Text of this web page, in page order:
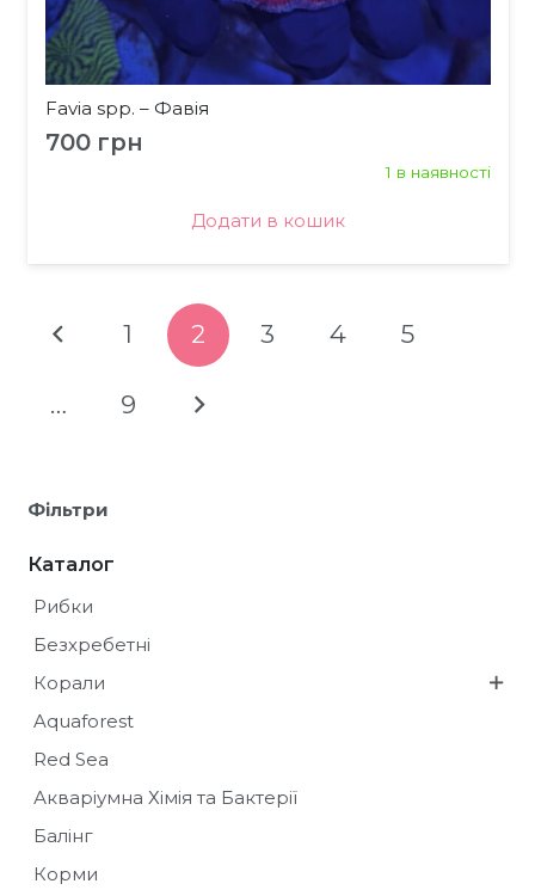
Фільтри
Каталог
Рибки
Безхребетні
Корали
Aquaforest
Red Sea
Акваріумна Хімія та Бактерії
Балінг
Корми
Favia spp. – Фавія
700 грн
1 в наявності
Додати в кошик
1 2 3 4 5
… 9